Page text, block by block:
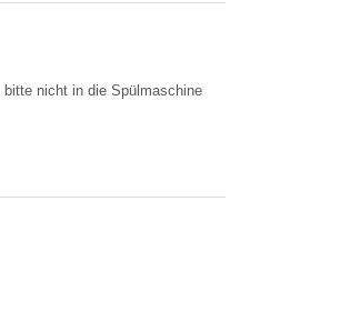
nicht in die Spülmaschine